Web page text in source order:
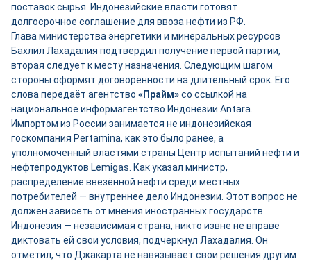
поставок сырья. Индонезийские власти готовят
долгосрочное соглашение для ввоза нефти из РФ.
Глава министерства энергетики и минеральных ресурсов
Бахлил Лахадалия подтвердил получение первой партии,
вторая следует к месту назначения. Следующим шагом
стороны оформят договорённости на длительный срок. Его
слова передаёт агентство «Прайм»со ссылкой на
национальное информагентство Индонезии Antara.
Импортом из России занимается не индонезийская
госкомпания Pertamina, как это было ранее, а
уполномоченный властями страны Центр испытаний нефти и
нефтепродуктов Lemigas. Как указал министр,
распределение ввезённой нефти среди местных
потребителей — внутреннее дело Индонезии. Этот вопрос не
должен зависеть от мнения иностранных государств.
Индонезия — независимая страна, никто извне не вправе
диктовать ей свои условия, подчеркнул Лахадалия. Он
отметил, что Джакарта не навязывает свои решения другим